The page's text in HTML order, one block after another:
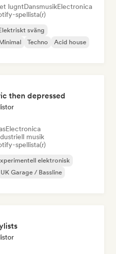
lugntDansmusikElectronica
spellista(r)
sväng
Techno
Acid house
then depressed
Electronica
musik
spellista(r)
elektronisk
UK Garage / Bassline